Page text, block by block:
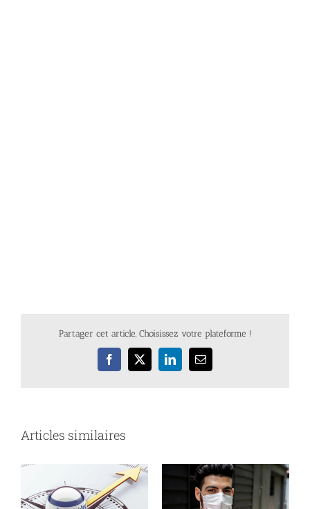
Partager cet article, Choisissez votre plateforme !
Facebook
X LinkedInEmail
Articles similaires